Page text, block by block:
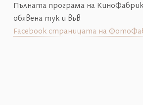
Пълната програма на
обявена тук и във
Facebook страницата на